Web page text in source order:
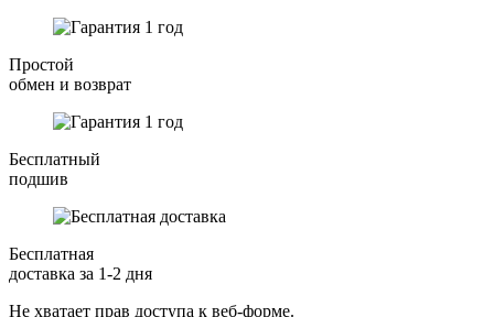
Простой
обмен и возврат
Бесплатный
подшив
Бесплатная
доставка за 1-2 дня
Не хватает прав доступа к веб-форме.